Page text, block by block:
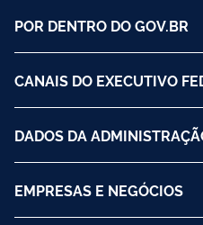
POR DENTRO DO GOV.BR
CANAIS DO EXECUTIVO
DADOS DA
EMPRESAS E NEGÓCIOS